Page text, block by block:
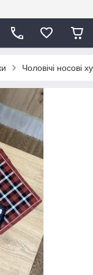
Чоловічі носові